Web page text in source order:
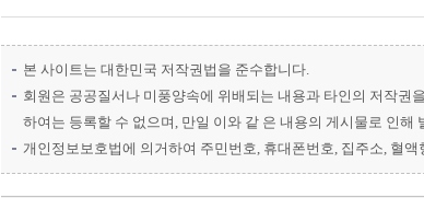
본 사이트는 대한민국 저작권법을 준수합니다.
회원은 공공질서나 미풍양속에 위배되는 내용과 타인의 저작권
하여는 등록할 수 없으며, 만일 이와 같 은 내용의 게시물로 인
개인정보보호법에 의거하여 주민번호, 휴대폰번호, 집주소, 혈